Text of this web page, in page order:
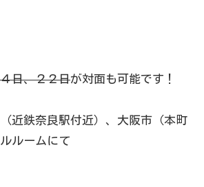
日、２２日が対面も可能です！
近鉄奈良駅付近）、大阪市（本町
ルームにて